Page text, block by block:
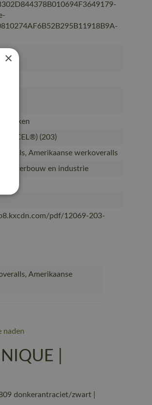
(203)
Amerikaanse werkoveralls
waterbouw en industrie
pdf/12069-203-
Amerikaanse
naden
|
donkerantraciet/zwart |
×